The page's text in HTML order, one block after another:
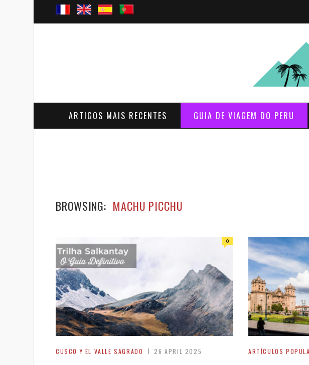
ARTIGOS MAIS RECENTES GUIA DE VIAGEM DO PERU
BROWSING: MACHU PICCHU
CUSCO Y EL VALLE SAGRADO 26 APRIL 2025
0
ARTÍCULOS